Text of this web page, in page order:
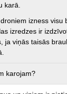
karā.
izness visu
izredzes ir
ja viņās taisās
karojam?